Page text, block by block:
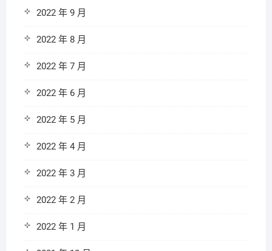
2022 年 9 月
2022 年 8 月
2022 年 7 月
2022 年 6 月
2022 年 5 月
2022 年 4 月
2022 年 3 月
2022 年 2 月
2022 年 1 月